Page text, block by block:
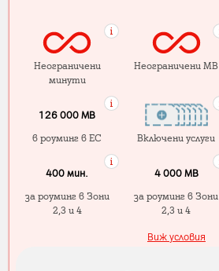
Неограничени
минути
Неограничени MB
126 000 MB
в роуминг в ЕС
Включени услуги
400 мин.
за роуминг в Зони
2,3 и 4
4 000 МB
за роуминг в Зони
2,3 и 4
Виж условия